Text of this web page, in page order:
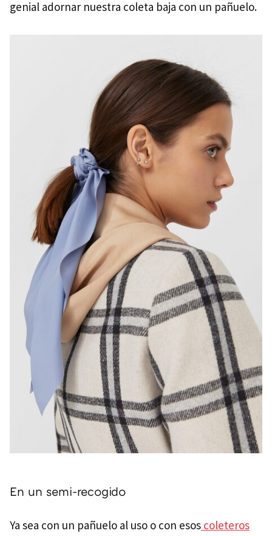
genial adornar nuestra coleta baja con un pañuelo.
En un semi-recogido
Ya sea con un pañuelo al uso o con esos coleteros